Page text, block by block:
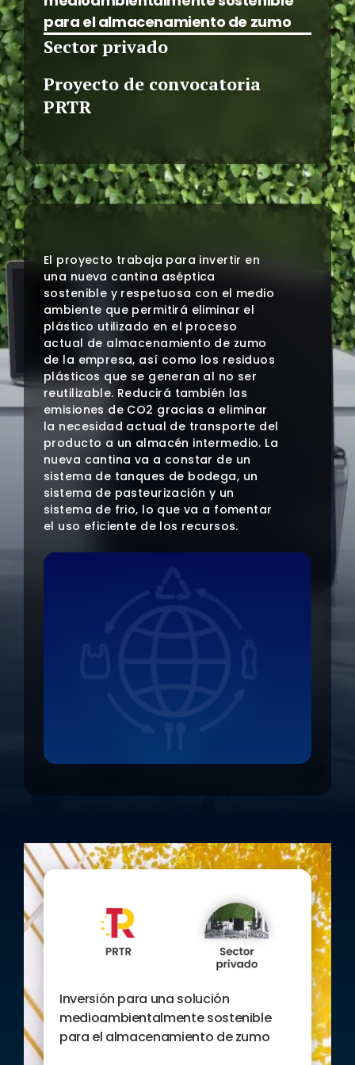
para el almacenamiento de zumo
Sector privado
Proyecto de convocatoria
PRTR
El proyecto trabaja para invertir en
una nueva cantina aséptica
sostenible y respetuosa con el medio
ambiente que permitirá eliminar el
plástico utilizado en el proceso
actual de almacenamiento de zumo
de la empresa, así como los residuos
plásticos que se generan al no ser
reutilizable. Reducirá también las
emisiones de CO2 gracias a eliminar
la necesidad actual de transporte del
producto a un almacén intermedio. La
nueva cantina va a constar de un
sistema de tanques de bodega, un
sistema de pasteurización y un
sistema de frio, lo que va a fomentar
el uso eficiente de los recursos.
Inversión para una solución
medioambientalmente sostenible
para el almacenamiento de zumo